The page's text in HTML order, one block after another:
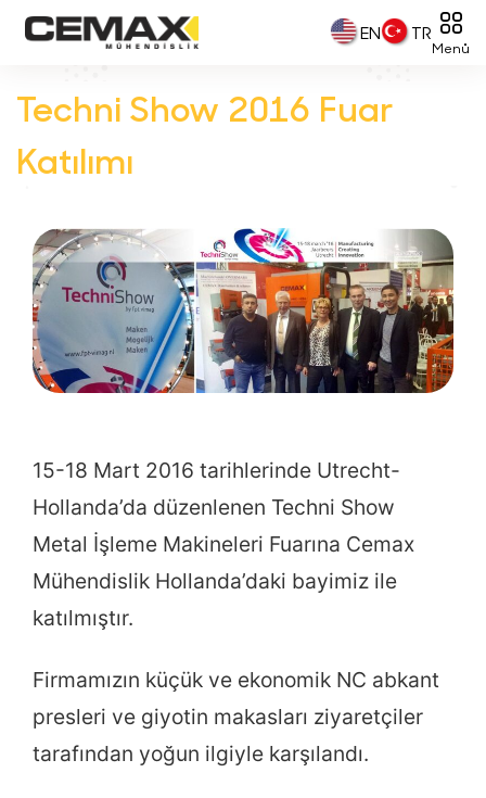
EN TR
Menü
Techni Show 2016 Fuar
Katılımı
15-18 Mart 2016 tarihlerinde Utrecht-
Hollanda’da düzenlenen Techni Show
Metal İşleme Makineleri Fuarına Cemax
Mühendislik Hollanda’daki bayimiz ile
katılmıştır.
Firmamızın küçük ve ekonomik NC abkant
presleri ve giyotin makasları ziyaretçiler
tarafından yoğun ilgiyle karşılandı.